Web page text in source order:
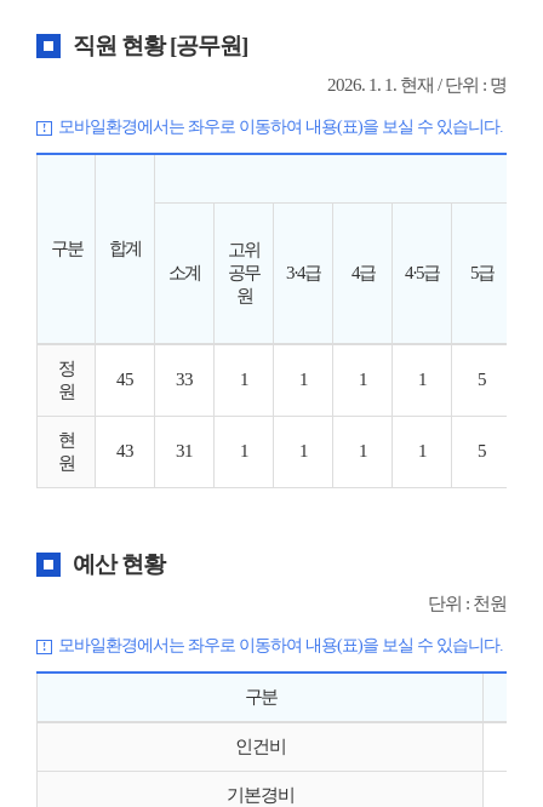
직원 현황 [공무원]
2026. 1. 1. 현재 / 단위 : 명
모바일환경에서는 좌우로 이동하여 내용(표)을 보실 수 있습니다.
구분 합계
소계
고위
공무
원
3·4급 4급 4·5급 5급
정
원
45 33 1 1 1 1 5
현
원
43 31 1 1 1 1 5
예산 현황
단위 : 천원
모바일환경에서는 좌우로 이동하여 내용(표)을 보실 수 있습니다.
구분
인건비
기본경비